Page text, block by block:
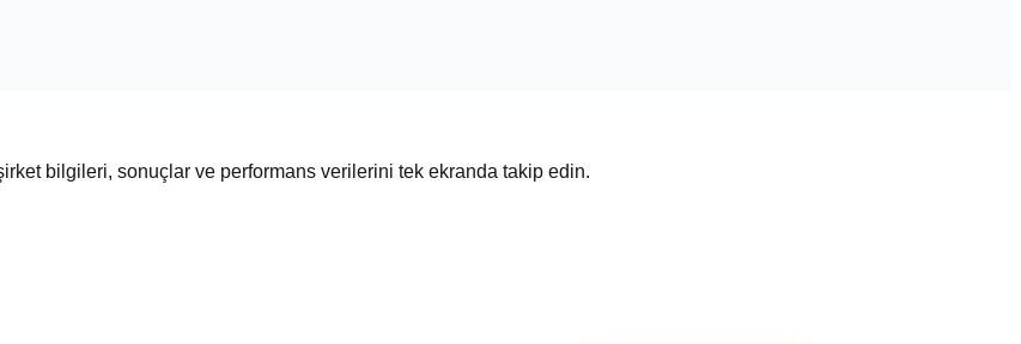
bilgileri, sonuçlar ve performans verilerini tek ekranda takip edin.